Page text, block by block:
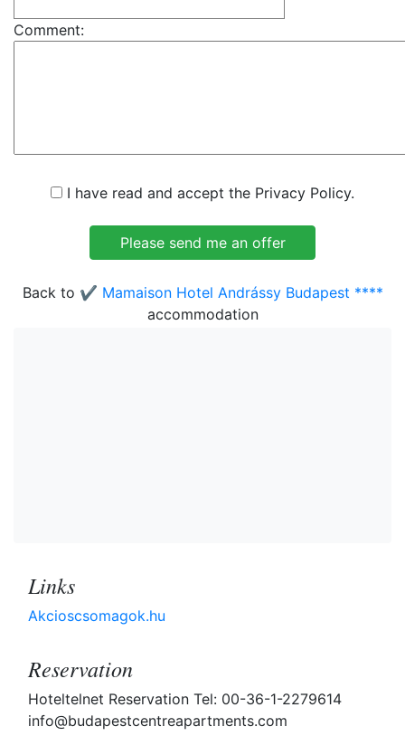
Comment:
I have read and accept the Privacy Policy.
Back to ✔️ Mamaison Hotel Andrássy Budapest ****
accommodation
Links
Akcioscsomagok.hu
Reservation
Hoteltelnet Reservation Tel: 00-36-1-2279614
info@budapestcentreapartments.com